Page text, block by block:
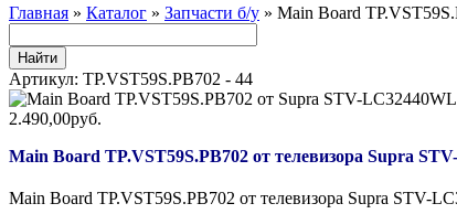
Главная » Каталог » Запчасти б/у » Main Board
Артикул: TP.VST59S.PB702 - 44
2.490,00руб.
Main Board TP.VST59S.PB702 от телевизора Supra
Main Board TP.VST59S.PB702 от телевизора Supra STV-